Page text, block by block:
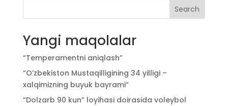
Search
Yangi maqolalar
“Temperamentni aniqlash”
“O’zbekiston Mustaqilligining 34 yilligi –
xalqimizning buyuk bayrami”
“Dolzarb 90 kun” loyihasi doirasida voleybol